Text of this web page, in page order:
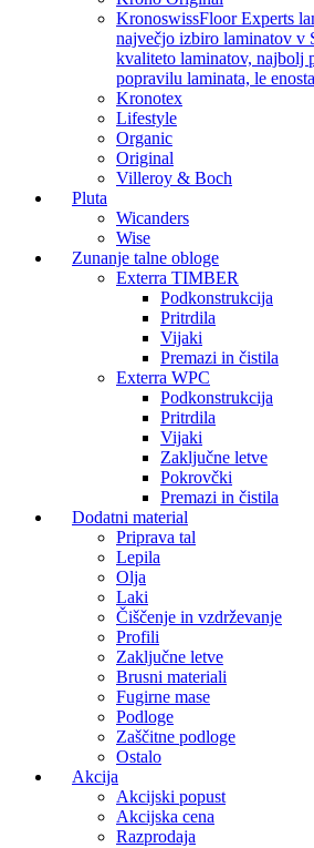
KronoswissFloor Experts
največjo izbiro laminatov v
kvaliteto laminatov, najbolj
popravilu laminata, le
Kronotex
Lifestyle
Organic
Original
Villeroy & Boch
Pluta
Wicanders
Wise
Zunanje talne obloge
Exterra TIMBER
Podkonstrukcija
Pritrdila
Vijaki
Premazi in čistila
Exterra WPC
Podkonstrukcija
Pritrdila
Vijaki
Zaključne letve
Pokrovčki
Premazi in čistila
Dodatni material
Priprava tal
Lepila
Olja
Laki
Čiščenje in vzdrževanje
Profili
Zaključne letve
Brusni materiali
Fugirne mase
Podloge
Zaščitne podloge
Ostalo
Akcija
Akcijski popust
Akcijska cena
Razprodaja